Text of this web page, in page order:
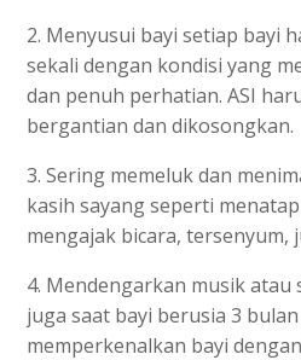
2. Menyusui bayi setiap bayi
sekali dengan kondisi yang
dan penuh perhatian. ASI
bergantian dan dikosongkan.
3. Sering memeluk dan
kasih sayang seperti
mengajak bicara, tersenyum,
4. Mendengarkan musik atau
juga saat bayi berusia 3
memperkenalkan bayi